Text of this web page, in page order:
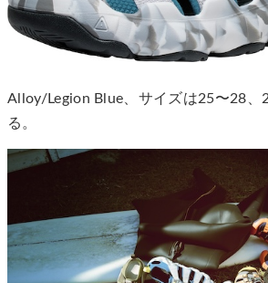
Alloy/Legion Blue、サイズは25〜28、
る。